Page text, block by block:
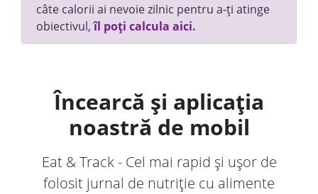
câte calorii ai nevoie zilnic pentru a-ți atinge
obiectivul,îl poți calcula aici.
Încearcă și aplicația
noastră de mobil
Eat & Track - Cel mai rapid și ușor de
folosit jurnal de nutriție cu alimente